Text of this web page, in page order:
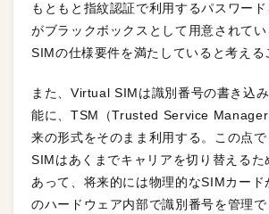
もともと指紋認証で利用するパスワー
がブラックボックスとして用意されて
SIMの仕様要件を満たしていると考える
また、Virtual SIMは識別番号の書き込
能に、TSM（Trusted Service Manager
来の形式をそのまま利用する。この点
SIMはあくまでキャリアを切り替えるた
あって、将来的には物理的なSIMカード
のハードウェア内部で識別番号を管理